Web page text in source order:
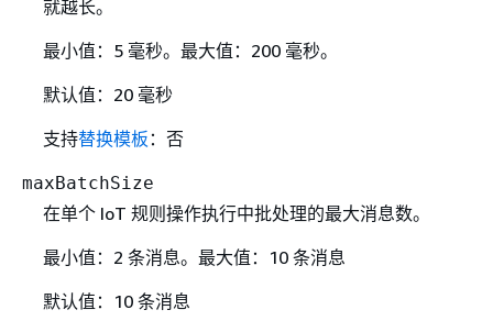
就越长。
最小值：5 毫秒。最大值：200 毫秒。
默认值：20 毫秒
支持替换模板 ：否
maxBatchSize
在单个 IoT 规则操作执行中批处理的最大消息数。
最小值：2 条消息。最大值：10 条消息
默认值：10 条消息